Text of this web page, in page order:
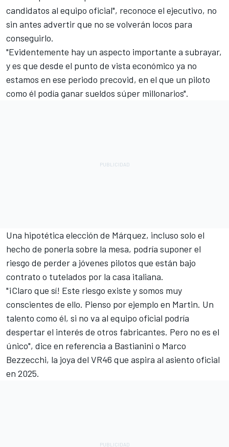
candidatos al equipo oficial", reconoce el ejecutivo, no
sin antes advertir que no se volverán locos para
conseguirlo.
"Evidentemente hay un aspecto importante a subrayar,
y es que desde el punto de vista económico ya no
estamos en ese periodo precovid, en el que un piloto
como él podía ganar sueldos súper millonarios".
Una hipotética elección de Márquez, incluso solo el
hecho de ponerla sobre la mesa, podría suponer el
riesgo de perder a jóvenes pilotos que están bajo
contrato o tutelados por la casa italiana.
"¡Claro que sí! Este riesgo existe y somos muy
conscientes de ello. Pienso por ejemplo en Martin. Un
talento como él, si no va al equipo oficial podría
despertar el interés de otros fabricantes. Pero no es el
único", dice en referencia a Bastianini o Marco
Bezzecchi, la joya del VR46 que aspira al asiento oficial
en 2025.